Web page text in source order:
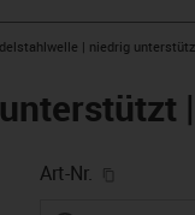
right | niedrig
Art-Nr.